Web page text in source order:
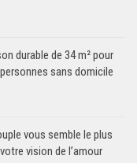
durable de 34 m² pour
sans domicile
vous semble le plus
vision de l’amour